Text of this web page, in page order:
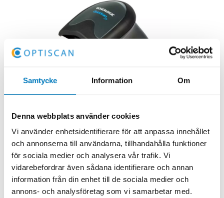
Samtycke Information Om
Denna webbplats använder cookies
Vi använder enhetsidentifierare för att anpassa innehållet
och annonserna till användarna, tillhandahålla funktioner
för sociala medier och analysera vår trafik. Vi
vidarebefordrar även sådana identifierare och annan
information från din enhet till de sociala medier och
annons- och analysföretag som vi samarbetar med.
Typ:Streckkodsläsare
Kontakta oss